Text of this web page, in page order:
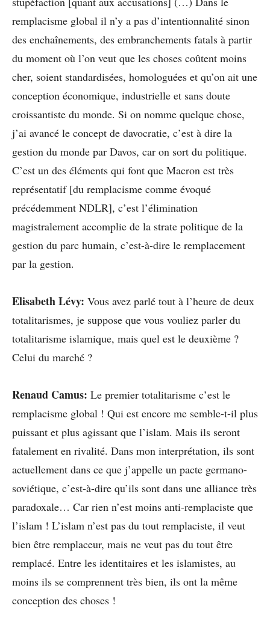
remplacisme global il n’y a pas d’intentionnalité sinon
des enchaînements, des embranchements fatals à partir
du moment où l’on veut que les choses coûtent moins
cher, soient standardisées, homologuées et qu’on ait une
conception économique, industrielle et sans doute
croissantiste du monde. Si on nomme quelque chose,
j’ai avancé le concept de davocratie, c’est à dire la
gestion du monde par Davos, car on sort du politique.
C’est un des éléments qui font que Macron est très
représentatif [du remplacisme comme évoqué
précédemment NDLR], c’est l’élimination
magistralement accomplie de la strate politique de la
gestion du parc humain, c’est-à-dire le remplacement
par la gestion.
Elisabeth Lévy: Vous avez parlé tout à l’heure de deux
totalitarismes, je suppose que vous vouliez parler du
totalitarisme islamique, mais quel est le deuxième ?
Celui du marché ?
Renaud Camus: Le premier totalitarisme c’est le
remplacisme global ! Qui est encore me semble-t-il plus
puissant et plus agissant que l’islam. Mais ils seront
fatalement en rivalité. Dans mon interprétation, ils sont
actuellement dans ce que j’appelle un pacte germano-
soviétique, c’est-à-dire qu’ils sont dans une alliance très
paradoxale… Car rien n’est moins anti-remplaciste que
l’islam ! L’islam n’est pas du tout remplaciste, il veut
bien être remplaceur, mais ne veut pas du tout être
remplacé. Entre les identitaires et les islamistes, au
moins ils se comprennent très bien, ils ont la même
conception des choses !